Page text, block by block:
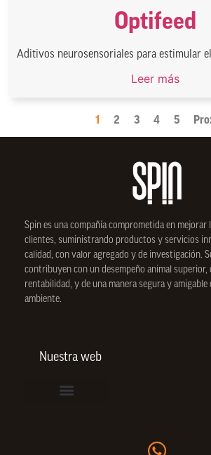
Optifeed
Aditivos neurosensoriales para estimular
Leer más
1 2 3 4 5
Spin es una compañía comprometida en mejorar
clientes, suministrando productos y servicios
calidad, con valor agregado y de investigación.
contribuyen con un desempeño animal
rentabilidad, y de una manera segura y amigable
ambiente.
Nuestra web